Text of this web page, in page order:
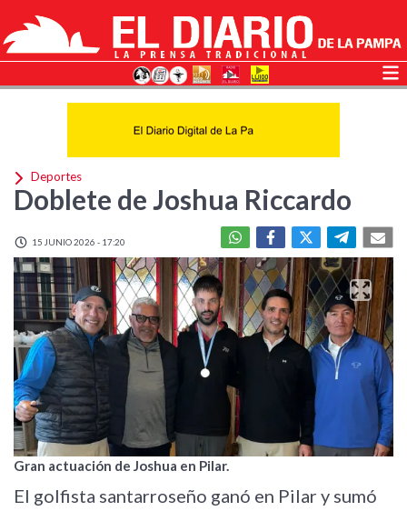
Deportes
Doblete de Joshua Riccardo
15 JUNIO 2026 - 17:20
Gran actuación de Joshua en Pilar.
El golfista santarroseño ganó en Pilar y sumó